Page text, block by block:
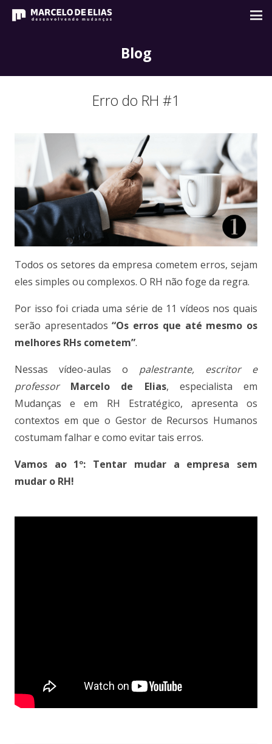
Blog
Erro do RH #1
Todos os setores da empresa cometem erros, sejam
eles simples ou complexos. O RH não foge da regra.
Por isso foi criada uma série de 11 vídeos nos quais
serão apresentados“Os erros que até mesmo os
melhores RHs cometem”.
Nessas vídeo-aulas o palestrante, escritor e
professor
Marcelo de Elias, especialista em
Mudanças e em RH Estratégico, apresenta os
contextos em que o Gestor de Recursos Humanos
costumam falhar e como evitar tais erros.
Vamos ao 1º: Tentar mudar a empresa sem
mudar o RH!